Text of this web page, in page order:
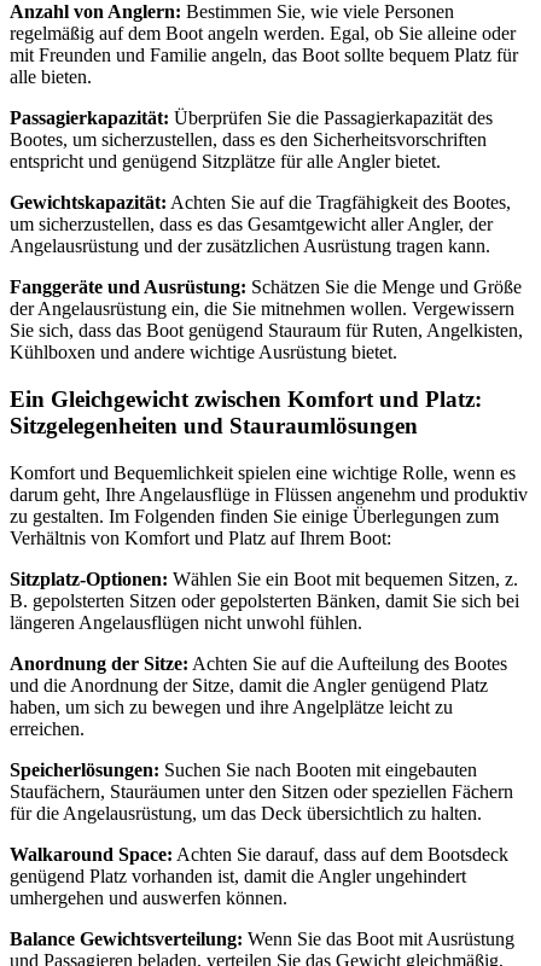
Anzahl von Anglern: Bestimmen Sie, wie viele Personen
regelmäßig auf dem Boot angeln werden. Egal, ob Sie alleine oder
mit Freunden und Familie angeln, das Boot sollte bequem Platz für
alle bieten.
Passagierkapazität: Überprüfen Sie die Passagierkapazität des
Bootes, um sicherzustellen, dass es den Sicherheitsvorschriften
entspricht und genügend Sitzplätze für alle Angler bietet.
Gewichtskapazität: Achten Sie auf die Tragfähigkeit des Bootes,
um sicherzustellen, dass es das Gesamtgewicht aller Angler, der
Angelausrüstung und der zusätzlichen Ausrüstung tragen kann.
Fanggeräte und Ausrüstung: Schätzen Sie die Menge und Größe
der Angelausrüstung ein, die Sie mitnehmen wollen. Vergewissern
Sie sich, dass das Boot genügend Stauraum für Ruten, Angelkisten,
Kühlboxen und andere wichtige Ausrüstung bietet.
Ein Gleichgewicht zwischen Komfort und Platz:
Sitzgelegenheiten und Stauraumlösungen
Komfort und Bequemlichkeit spielen eine wichtige Rolle, wenn es
darum geht, Ihre Angelausflüge in Flüssen angenehm und produktiv
zu gestalten. Im Folgenden finden Sie einige Überlegungen zum
Verhältnis von Komfort und Platz auf Ihrem Boot:
Sitzplatz-Optionen: Wählen Sie ein Boot mit bequemen Sitzen, z.
B. gepolsterten Sitzen oder gepolsterten Bänken, damit Sie sich bei
längeren Angelausflügen nicht unwohl fühlen.
Anordnung der Sitze: Achten Sie auf die Aufteilung des Bootes
und die Anordnung der Sitze, damit die Angler genügend Platz
haben, um sich zu bewegen und ihre Angelplätze leicht zu
erreichen.
Speicherlösungen: Suchen Sie nach Booten mit eingebauten
Staufächern, Stauräumen unter den Sitzen oder speziellen Fächern
für die Angelausrüstung, um das Deck übersichtlich zu halten.
Walkaround Space: Achten Sie darauf, dass auf dem Bootsdeck
genügend Platz vorhanden ist, damit die Angler ungehindert
umhergehen und auswerfen können.
Balance Gewichtsverteilung: Wenn Sie das Boot mit Ausrüstung
und Passagieren beladen, verteilen Sie das Gewicht gleichmäßig,